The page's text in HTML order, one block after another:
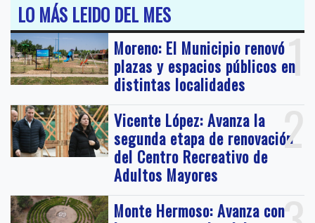
LO MÁS LEIDO DEL MES
1
Moreno: El Municipio renovó
plazas y espacios públicos en
distintas localidades
2
Vicente López: Avanza la
segunda etapa de renovación
del Centro Recreativo de
Adultos Mayores
Monte Hermoso: Avanza con